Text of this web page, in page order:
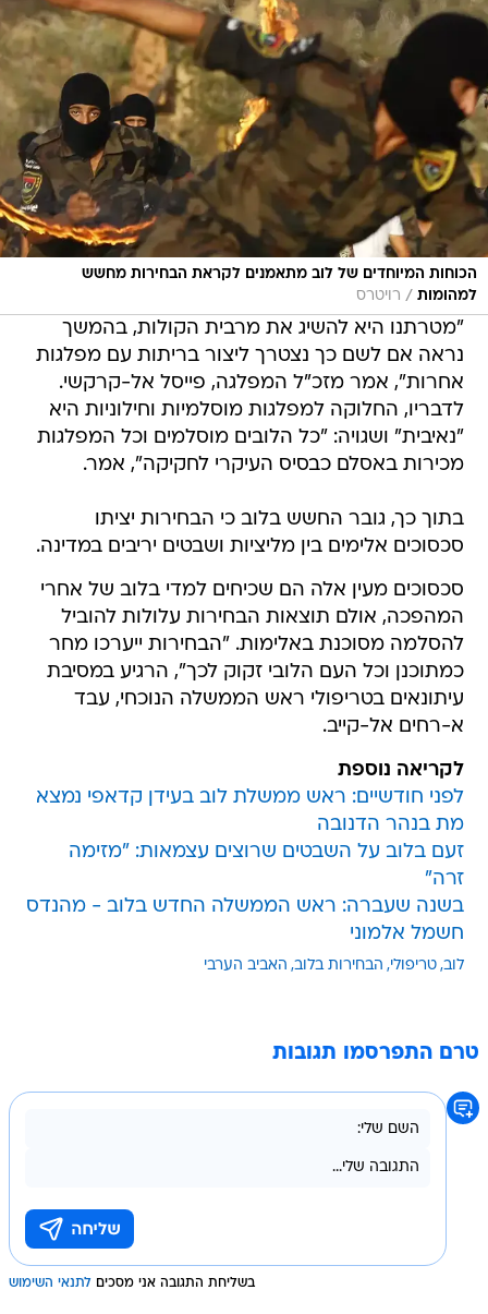
הכוחות המיוחדים של לוב מתאמנים לקראת הבחירות מחשש
למהומות / רויטרס
"מטרתנו היא להשיג את מרבית הקולות, בהמשך
נראה אם לשם כך נצטרך ליצור בריתות עם מפלגות
אחרות", אמר מזכ"ל המפלגה, פייסל אל-קרקשי.
לדבריו, החלוקה למפלגות מוסלמיות וחילוניות היא
"נאיבית" ושגויה: "כל הלובים מוסלמים וכל המפלגות
מכירות באסלם כבסיס העיקרי לחקיקה", אמר.
בתוך כך, גובר החשש בלוב כי הבחירות יציתו
סכסוכים אלימים בין מליציות ושבטים יריבים במדינה.
סכסוכים מעין אלה הם שכיחים למדי בלוב של אחרי
המהפכה, אולם תוצאות הבחירות עלולות להוביל
להסלמה מסוכנת באלימות. "הבחירות ייערכו מחר
כמתוכנן וכל העם הלובי זקוק לכך", הרגיע במסיבת
עיתונאים בטריפולי ראש הממשלה הנוכחי, עבד
א-רחים אל-קייב.
לקריאה נוספת
לפני חודשיים: ראש ממשלת לוב בעידן קדאפי נמצא
מת בנהר הדנובה
זעם בלוב על השבטים שרוצים עצמאות: "מזימה
זרה"
בשנה שעברה: ראש הממשלה החדש בלוב - מהנדס
חשמל אלמוני
לוב טריפולי הבחירות בלוב האביב הערבי
טרם התפרסמו תגובות
בשליחת התגובה אני מסכים לתנאי השימוש